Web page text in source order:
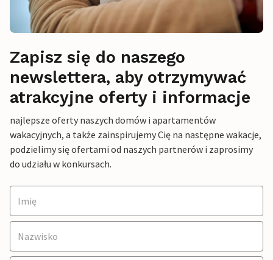
Zapisz się do naszego
newslettera, aby otrzymywać
atrakcyjne oferty i informacje
najlepsze oferty naszych domów i apartamentów
wakacyjnych, a także zainspirujemy Cię na następne wakacje,
podzielimy się ofertami od naszych partnerów i zaprosimy
do udziału w konkursach.